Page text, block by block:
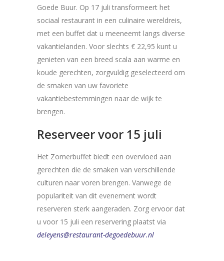
Goede Buur. Op 17 juli transformeert het
sociaal restaurant in een culinaire wereldreis,
met een buffet dat u meeneemt langs diverse
vakantielanden. Voor slechts € 22,95 kunt u
genieten van een breed scala aan warme en
koude gerechten, zorgvuldig geselecteerd om
de smaken van uw favoriete
vakantiebestemmingen naar de wijk te
brengen.
Reserveer voor 15 juli
Het Zomerbuffet biedt een overvloed aan
gerechten die de smaken van verschillende
culturen naar voren brengen. Vanwege de
populariteit van dit evenement wordt
reserveren sterk aangeraden. Zorg ervoor dat
u voor 15 juli een reservering plaatst via
deleyens@restaurant-degoedebuur.nl